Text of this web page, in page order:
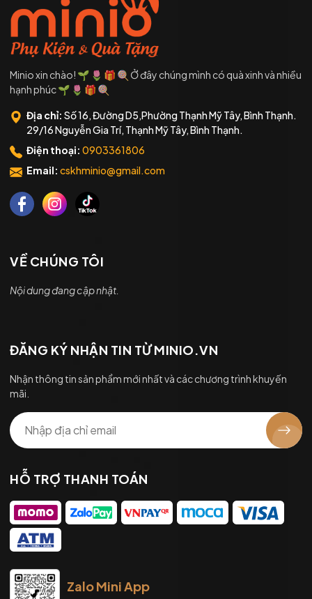
Minio xin chào! 🌱 🌷 🎁 🍭 Ở đây chúng mình có quà xinh và nhiều
hạnh phúc 🌱 🌷 🎁 🍭
Địa chỉ: Số 16, Đường D5,Phường Thạnh Mỹ Tây, Bình Thạnh.
29/16 Nguyễn Gia Trí, Thạnh Mỹ Tây, Bình Thạnh.
Điện thoại: 0903361806
Email: cskhminio@gmail.com
VỀ CHÚNG TÔI
Nội dung đang cập nhật.
ĐĂNG KÝ NHẬN TIN TỪ MINIO.VN
Nhận thông tin sản phẩm mới nhất và các chương trình khuyến
mãi.
HỖ TRỢ THANH TOÁN
Zalo Mini App